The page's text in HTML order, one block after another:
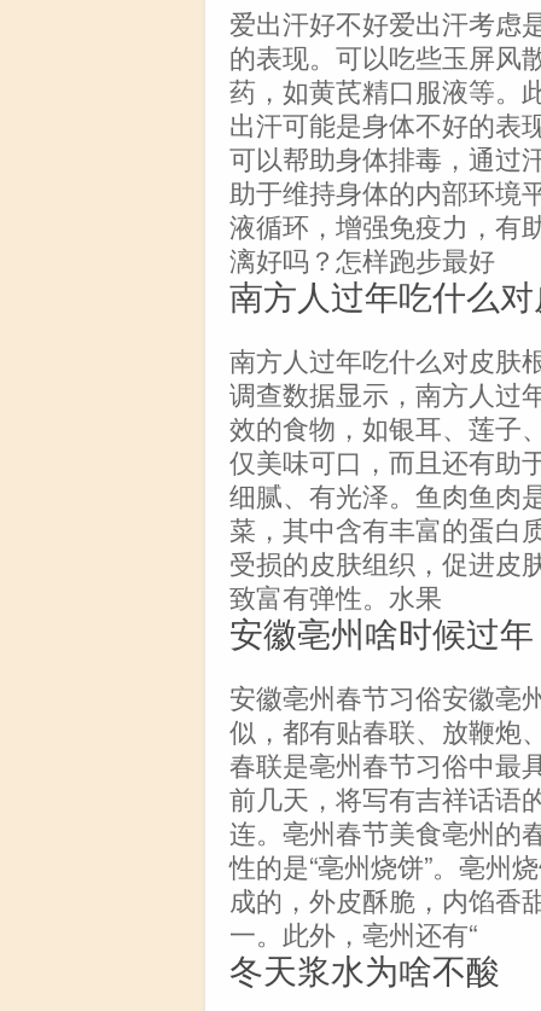
爱出汗好不好爱出汗考虑
的表现。可以吃些玉屏风
药，如黄芪精口服液等。
出汗可能是身体不好的表
可以帮助身体排毒，通过
助于维持身体的内部环境
液循环，增强免疫力，有
漓好吗？怎样跑步最好
南方人过年吃什么
南方人过年吃什么对皮肤
调查数据显示，南方人过
效的食物，如银耳、莲子
仅美味可口，而且还有助
细腻、有光泽。鱼肉鱼肉
菜，其中含有丰富的蛋白
受损的皮肤组织，促进皮
致富有弹性。水果
安徽亳州啥时候过年
安徽亳州春节习俗安徽亳
似，都有贴春联、放鞭炮
春联是亳州春节习俗中最
前几天，将写有吉祥话语
连。亳州春节美食亳州的
性的是“亳州烧饼”。亳州
成的，外皮酥脆，内馅香
一。此外，亳州还有“
冬天浆水为啥不酸